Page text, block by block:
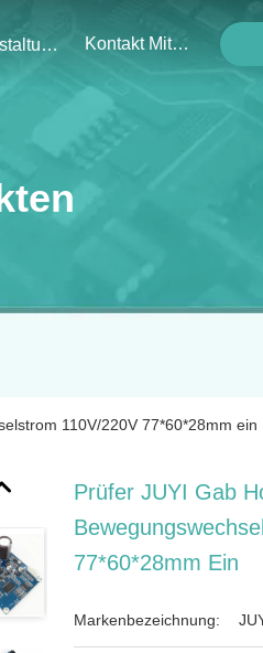
Veranstaltungen Kontakt Mit Uns
110V/220V 77*60*28mm ein
Prüfer JUYI Gab
77*60*28mm Ein
Markenbezeichnung: